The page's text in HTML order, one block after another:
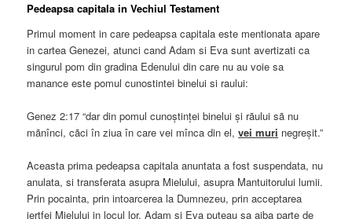
Pedeapsa capitala in Vechiul Testament
Primul moment in care pedeapsa capitala este mentionata apare
in cartea Genezei, atunci cand Adam si Eva sunt avertizati ca
singurul pom din gradina Edenului din care nu au voie sa
manance este pomul cunostintei binelui si raului:
Genez 2:17 “dar din pomul cunoștinței binelui și rãului sã nu
mãnînci, cãci în ziua în care vei mînca din el,vei muri negreșit.”
Aceasta prima pedeapsa capitala anuntata a fost suspendata, nu
anulata, si transferata asupra Mielului, asupra Mantuitorului lumii.
Prin pocainta, prin intoarcerea la Dumnezeu, prin acceptarea
jertfei Mielului in locul lor, Adam si Eva puteau sa aiba parte de